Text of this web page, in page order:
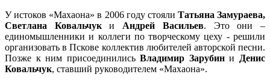
У истоков «Махаона» в 2006 году стояли Татьяна Замураева,
Светлана Ковальчуки Андрей Васильев. Это они –
единомышленники и коллеги по творческому цеху - решили
организовать в Пскове коллектив любителей авторской песни.
Позже к ним присоединилисьВладимир Зарубини
Денис
Ковальчук, ставший руководителем «Махаона».